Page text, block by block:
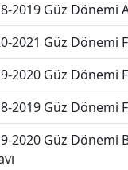
2019 Güz Dönemi
2021 Güz Dönemi
2020 Güz Dönemi
2019 Güz Dönemi
2020 Güz Dönemi